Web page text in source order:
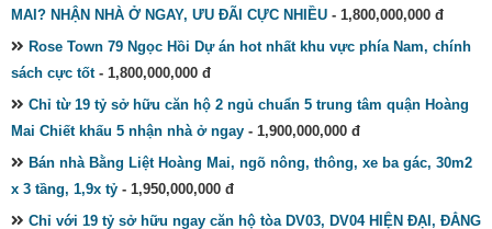
MAI? NHẬN NHÀ Ở NGAY, ƯU ĐÃI CỰC NHIỀU - 1,800,000,000 đ
Rose Town 79 Ngọc Hồi Dự án hot nhất khu vực phía Nam, chính
sách cực tốt- 1,800,000,000 đ
Chỉ từ 19 tỷ sở hữu căn hộ 2 ngủ chuẩn 5 trung tâm quận Hoàng
Mai Chiết khấu 5 nhận nhà ở ngay - 1,900,000,000 đ
Bán nhà Bằng Liệt Hoàng Mai, ngõ nông, thông, xe ba gác, 30m2
x 3 tầng, 1,9x tỷ - 1,950,000,000 đ
Chỉ với 19 tỷ sở hữu ngay căn hộ tòa DV03, DV04 HIỆN ĐẠI, ĐẲNG